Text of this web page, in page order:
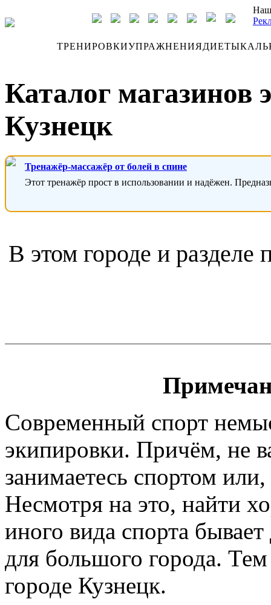
ТРЕНИРОВКИУПРАЖНЕНИЯДИЕТЫ
Каталог магазинов
Кузнецк
Тренажёр-массажёр от болей в спине
Этот тренажёр прост в использовании и надёжен.
В этом городе и разделе
Современный спорт
экипировки. Причём, не
занимаетесь спортом
Несмотря на это, найти
иного вида спорта
для большого города.
городе Кузнецк.